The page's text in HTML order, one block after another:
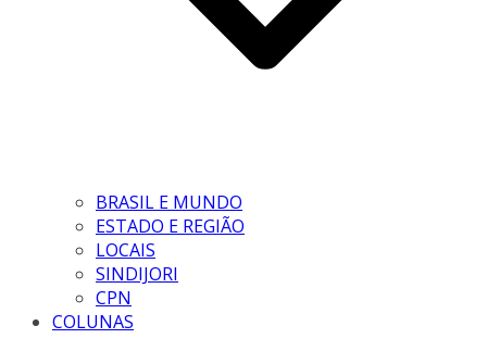
BRASIL E MUNDO
ESTADO E REGIÃO
LOCAIS
SINDIJORI
CPN
COLUNAS